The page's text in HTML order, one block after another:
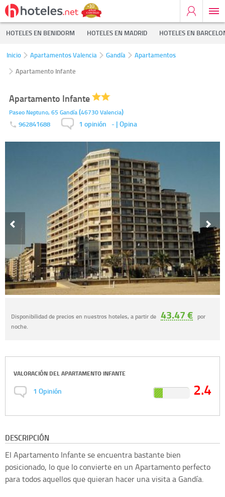
HOTELES EN BENIDORM HOTELES EN MADRID HOTELES EN
Inicio Apartamentos Valencia Gandía
Apartamentos
Apartamento Infante
Apartamento Infante
Paseo Neptuno, 65 Gandía(46730Valencia)
962841688 1 opinión - | Opina
Disponibilidad de precios en nuestros hoteles, a partir de 43.47 € por
noche.
VALORACIÓN DELAPARTAMENTO INFANTE
1 Opinión 2.4
DESCRIPCIÓN
El Apartamento Infante se encuentra bastante bien
posicionado, lo que lo convierte en un Apartamento perfecto
para todos aquellos que quieran hacer una visita a Gandía.